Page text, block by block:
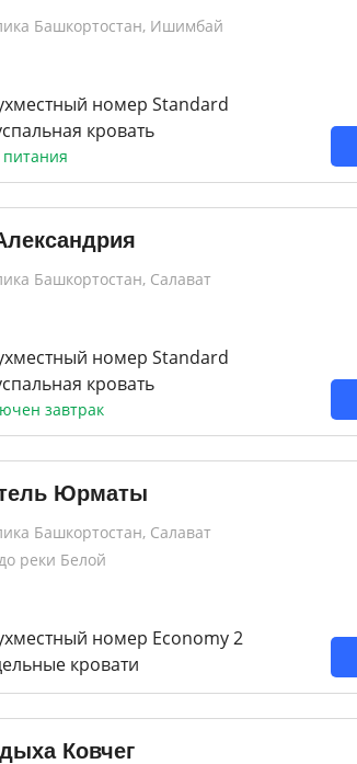
Башкортостан, Ишимбай
номер Standard
кровать
питания
Башкортостан, Салават
номер Standard
кровать
завтрак
Юрматы
Башкортостан, Салават
реки Белой
номер Economy 2
кровати
Ковчег